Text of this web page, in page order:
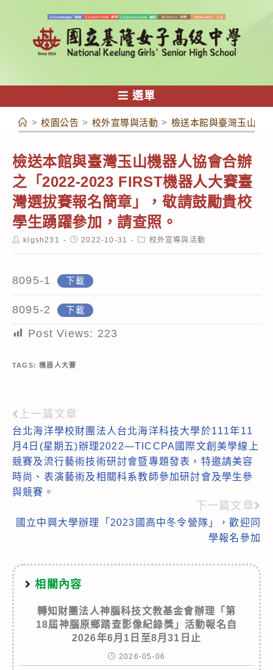
容
選單
> 校園公告 > 校外宣導與活動 > 檢送本館與臺灣玉山機
檢送本館與臺灣玉山機器人協會合辦
之「2022-2023 FIRST機器人大賽臺
灣選拔賽報名簡章」，敬請鼓勵貴校
學生踴躍參加，請查照。
Postklgsh231
Post2022-10-31
Post校外宣導與活動
8095-1 下載
8095-2 下載
Post Views: 223
TAGS:機器人大賽
Read
more
articles
上一篇文章
台北海洋學校財團法人台北海洋科技大學於111年11
月4日(星期五)辦理2022—TICCPA國際文創美學線上
競賽及流行藝術技術研討會暨專題發表，特邀請美容
時尚、表演藝術及相關科系教師參加研討會及學生參
與競賽。
下一篇文章
國立中興大學辦理「2023國高中冬令營隊」，歡迎同
學報名參加
相關內容
轉知財團法人神腦科技文教基金會辦理「第
18屆神腦原鄉踏查影像紀錄獎」活動報名自
2026年6月1日至8月31日止
2026-05-06